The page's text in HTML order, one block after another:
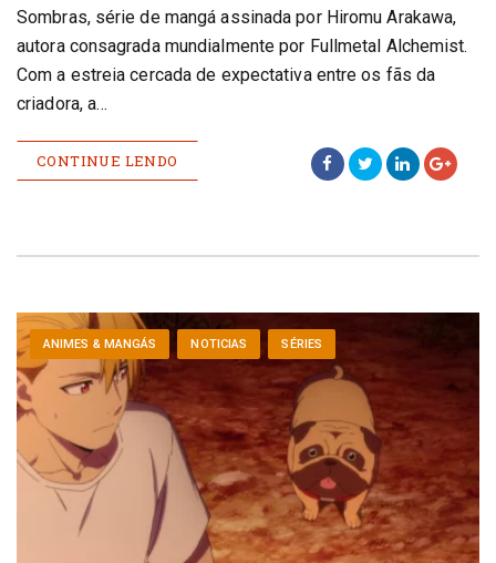
Sombras, série de mangá assinada por Hiromu Arakawa,
autora consagrada mundialmente por Fullmetal Alchemist.
Com a estreia cercada de expectativa entre os fãs da
criadora, a…
CONTINUE LENDO
ANIMES & MANGÁS NOTICIAS SÉRIES